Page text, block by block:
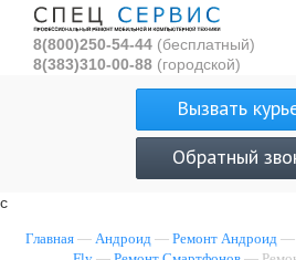
с
8(800)250-54-44 (бесплатный)
8(383)310-00-88 (городской)
Вызвать
Обратный
Главная— Андроид — Ремонт Андроид —